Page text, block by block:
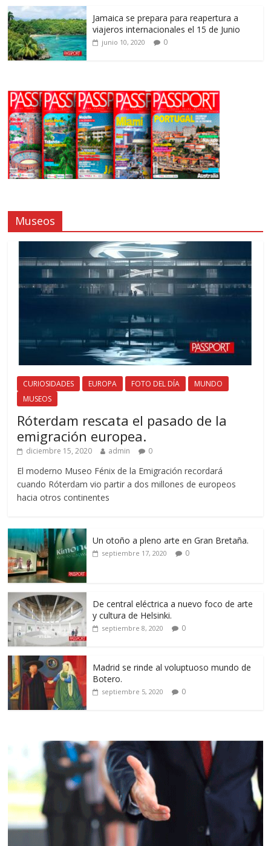
Jamaica se prepara para reapertura a
viajeros internacionales el 15 de Junio
junio 10, 2020 0
Museos
CURIOSIDADES EUROPA FOTO DEL DÍA
MUNDO
MUSEOS
Róterdam rescata el pasado de la
emigración europea.
diciembre 15, 2020 admin 0
El moderno Museo Fénix de la Emigración recordará
cuando Róterdam vio partir a dos millones de europeos
hacia otros continentes
Un otoño a pleno arte en Gran Bretaña.
septiembre 17, 2020 0
De central eléctrica a nuevo foco de arte
y cultura de Helsinki.
septiembre 8, 2020 0
Madrid se rinde al voluptuoso mundo de
Botero.
septiembre 5, 2020 0